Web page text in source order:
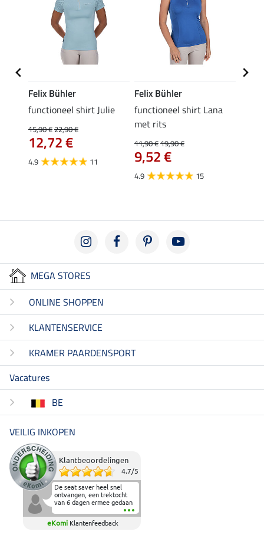
Felix Bühler
functioneel shirt Julie
15,90 €22,90 €
12,72 €
4.9 11
Felix Bühler
functioneel shirt Lana
met rits
11,90 €19,90 €
9,52 €
4.9 15
MEGA STORES
ONLINE SHOPPEN
KLANTENSERVICE
KRAMER PAARDENSPORT
Vacatures
BE
VEILIG INKOPEN
Klantbeoordelingen
4.7/5
De seat saver heel snel
ontvangen, een trektocht
van 6 dagen ermee gedaan
en deze heeft de beproeving
fantastisch doorstaan.
Heerlijk zacht om op te
eKomi Klantenfeedback